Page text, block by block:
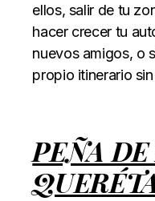
ellos, salir de tu
hacer crecer tu
nuevos amigos, o
propio itinerario
PEÑA